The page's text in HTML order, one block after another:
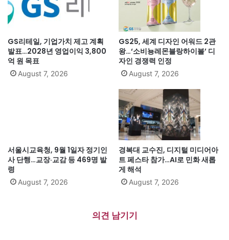
GS리테일, 기업가치 제고 계획
발표…2028년 영업이익 3,800
억 원 목표
August 7, 2026
GS25, 세계 디자인 어워드 2관
왕…‘소비뇽레몬블랑하이볼’ 디
자인 경쟁력 인정
August 7, 2026
서울시교육청, 9월 1일자 정기인
사 단행…교장·교감 등 469명 발
령
August 7, 2026
경복대 교수진, 디지털 미디어아
트 페스타 참가…AI로 민화 새롭
게 해석
August 7, 2026
의견 남기기